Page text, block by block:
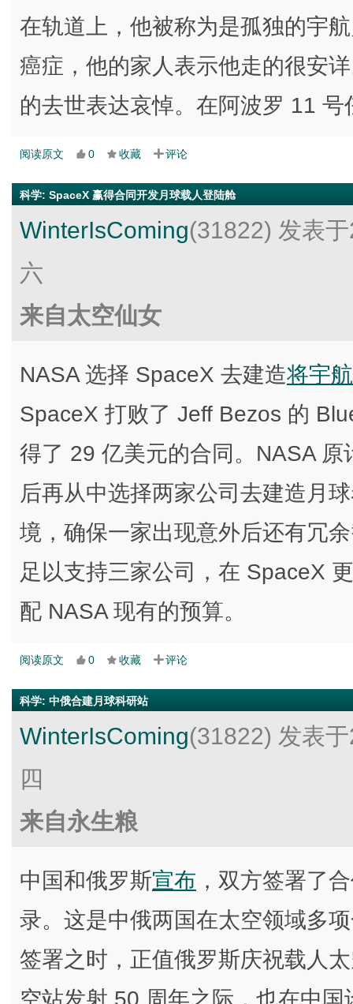
在轨道上，他被称为是孤独的宇
癌症，他的家人表示他走的很安
的去世表达哀悼。在阿波罗 11
阅读原文 0 收藏 评论
科学: SpaceX 赢得合同开发月球载人登陆舱
WinterIsComing(31822) 发表
六
来自太空仙女
NASA 选择 SpaceX 去建造将宇
SpaceX 打败了 Jeff Bezos 的
得了 29 亿美元的合同。NASA
后再从中选择两家公司去建造月
境，确保一家出现意外后还有冗
足以支持三家公司，在 SpaceX
配 NASA 现有的预算。
阅读原文 0 收藏 评论
科学: 中俄合建月球科研站
WinterIsComing(31822) 发表
四
来自永生粮
中国和俄罗斯宣布 ，双方签署了
录。这是中俄两国在太空领域多
签署之时，正值俄罗斯庆祝载人
空站发射 50 周年之际，也在中国